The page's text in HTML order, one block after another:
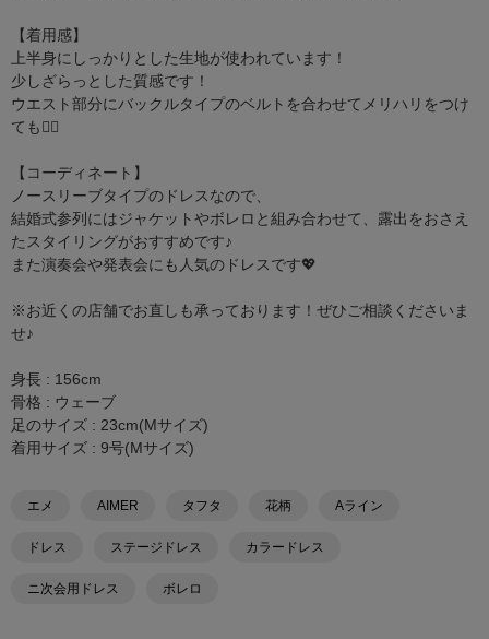
【着用感】
上半身にしっかりとした生地が使われています！
少しざらっとした質感です！
ウエスト部分にバックルタイプのベルトを合わせてメリハリをつけ
ても🙆‍♀️
【コーディネート】
ノースリーブタイプのドレスなので、
結婚式参列にはジャケットやボレロと組み合わせて、露出をおさえ
たスタイリングがおすすめです♪
また演奏会や発表会にも人気のドレスです💖
※お近くの店舗でお直しも承っております！ぜひご相談くださいま
せ♪
身長 : 156cm
骨格 : ウェーブ
足のサイズ : 23cm(Mサイズ)
着用サイズ : 9号(Mサイズ)
エメ AIMER タフタ 花柄 Aライン
ドレス ステージドレス カラードレス
ニ次会用ドレス ボレロ